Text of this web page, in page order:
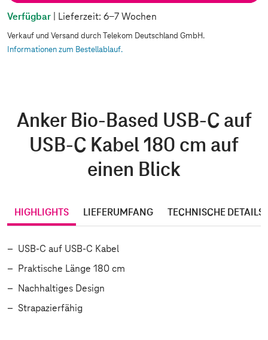
Verfügbar | Lieferzeit: 6-7 Wochen
Verkauf und Versand durch Telekom Deutschland GmbH.
Informationen zum Bestellablauf.
Anker Bio-Based USB-C auf
USB-C Kabel 180 cm auf
einen Blick
HIGHLIGHTS LIEFERUMFANG TECHNISCHE DETAILS
USB-C auf USB-C Kabel
Praktische Länge 180 cm
Nachhaltiges Design
Strapazierfähig